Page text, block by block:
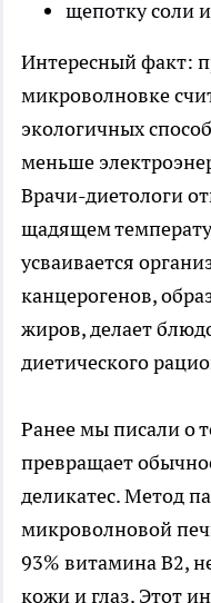
щепотку соли
Интересный факт:
микроволновке
экологичных
меньше
Врачи-диетологи
щадящем
усваивается
канцерогенов,
жиров, делает
диетического
Ранее мы писали о
превращает
деликатес. Метод
микроволновой
93% витамина В2,
кожи и глаз. Этот